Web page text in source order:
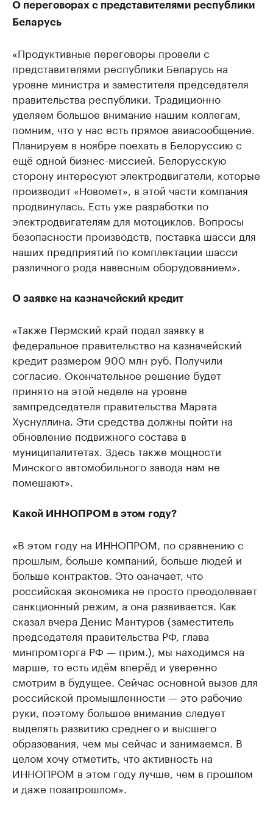
О переговорах с представителями республики
Беларусь
«Продуктивные переговоры провели с
представителями республики Беларусь на
уровне министра и заместителя председателя
правительства республики. Традиционно
уделяем большое внимание нашим коллегам,
помним, что у нас есть прямое авиасообщение.
Планируем в ноябре поехать в Белоруссию с
ещё одной бизнес-миссией. Белорусскую
сторону интересуют электродвигатели, которые
производит «Новомет», в этой части компания
продвинулась. Есть уже разработки по
электродвигателям для мотоциклов. Вопросы
безопасности производств, поставка шасси для
наших предприятий по комплектации шасси
различного рода навесным оборудованием».
О заявке на казначейский кредит
«Также Пермский край подал заявку в
федеральное правительство на казначейский
кредит размером 900 млн руб. Получили
согласие. Окончательное решение будет
принято на этой неделе на уровне
зампредседателя правительства Марата
Хуснуллина. Эти средства должны пойти на
обновление подвижного состава в
муниципалитетах. Здесь также мощности
Минского автомобильного завода нам не
помешают».
Какой ИННОПРОМ в этом году?
«В этом году на ИННОПРОМ, по сравнению с
прошлым, больше компаний, больше людей и
больше контрактов. Это означает, что
российская экономика не просто преодолевает
санкционный режим, а она развивается. Как
сказал вчера Денис Мантуров (заместитель
председателя правительства РФ, глава
минпромторга РФ — прим.), мы находимся на
марше, то есть идём вперёд и уверенно
смотрим в будущее. Сейчас основной вызов для
российской промышленности — это рабочие
руки, поэтому большое внимание следует
выделять развитию среднего и высшего
образования, чем мы сейчас и занимаемся. В
целом хочу отметить, что активность на
ИННОПРОМ в этом году лучше, чем в прошлом
и даже позапрошлом».